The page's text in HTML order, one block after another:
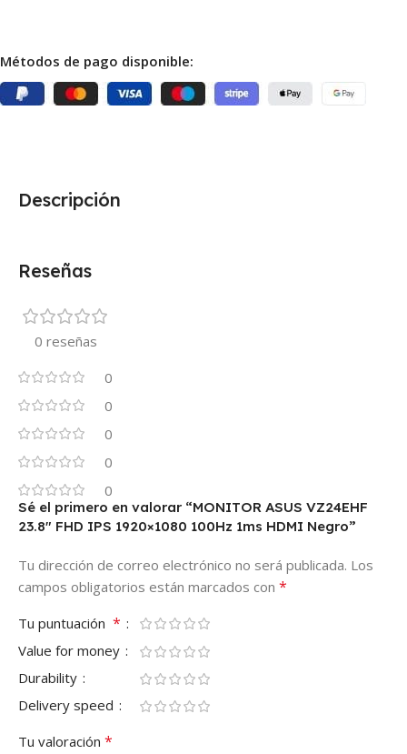
Métodos de pago disponible:
Descripción
Reseñas
0 reseñas
0
0
0
0
0
Sé el primero en valorar “MONITOR ASUS VZ24EHF
23.8″ FHD IPS 1920×1080 100Hz 1ms HDMI Negro”
Tu dirección de correo electrónico no será publicada. Los
campos obligatorios están marcados con *
Tu puntuación *
Value for money
Durability
Delivery speed
Tu valoración *